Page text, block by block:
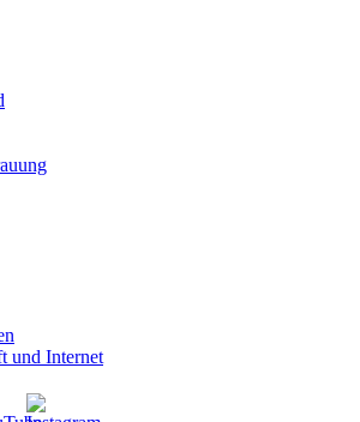
und Internet